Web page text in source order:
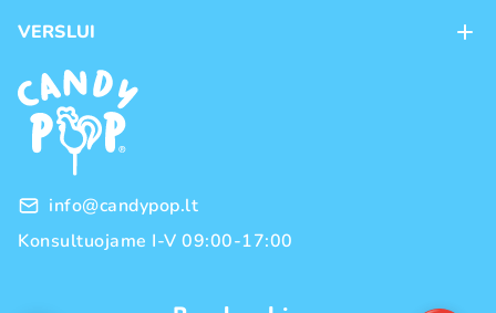
Naujienos
Prekių ženklai
Pristatymas
Prekių grąžinimas ir keitimas
Pirkimo taisyklės
Privatumo politika
VERSLUI
Franšizė
Didmeninė prekyba
info@candypop.lt
Konsultuojame I-V 09:00-17:00